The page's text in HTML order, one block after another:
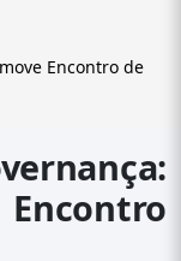
Encontro de